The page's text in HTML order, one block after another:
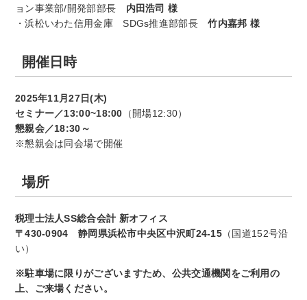
ョン事業部/開発部部長 内田浩司 様
・浜松いわた信用金庫 SDGs推進部部長竹内嘉邦 様
開催日時
2025年11月27日(木)
セミナー／13:00~18:00 （開場12:30）
懇親会／18:30～
※懇親会は同会場で開催
場所
税理士法人SS総合会計 新オフィス
〒430-0904 静岡県浜松市中央区中沢町24-15 （国道152号沿
い）
※駐車場に限りがございますため、公共交通機関をご利用の
上、ご来場ください。